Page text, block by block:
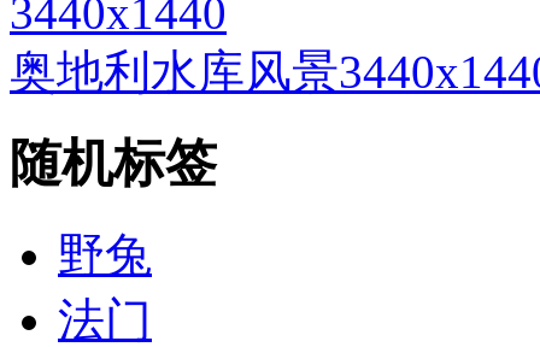
3440x1440
奥地利水库风景
随机标签
野兔
法门